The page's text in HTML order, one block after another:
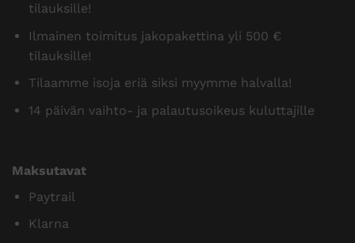
tilauksille!
Ilmainen toimitus jakopakettina yli 500 €
tilauksille!
Tilaamme isoja eriä siksi myymme halvalla!
14 päivän vaihto- ja palautusoikeus kuluttajille
Maksutavat
Paytrail
Klarna